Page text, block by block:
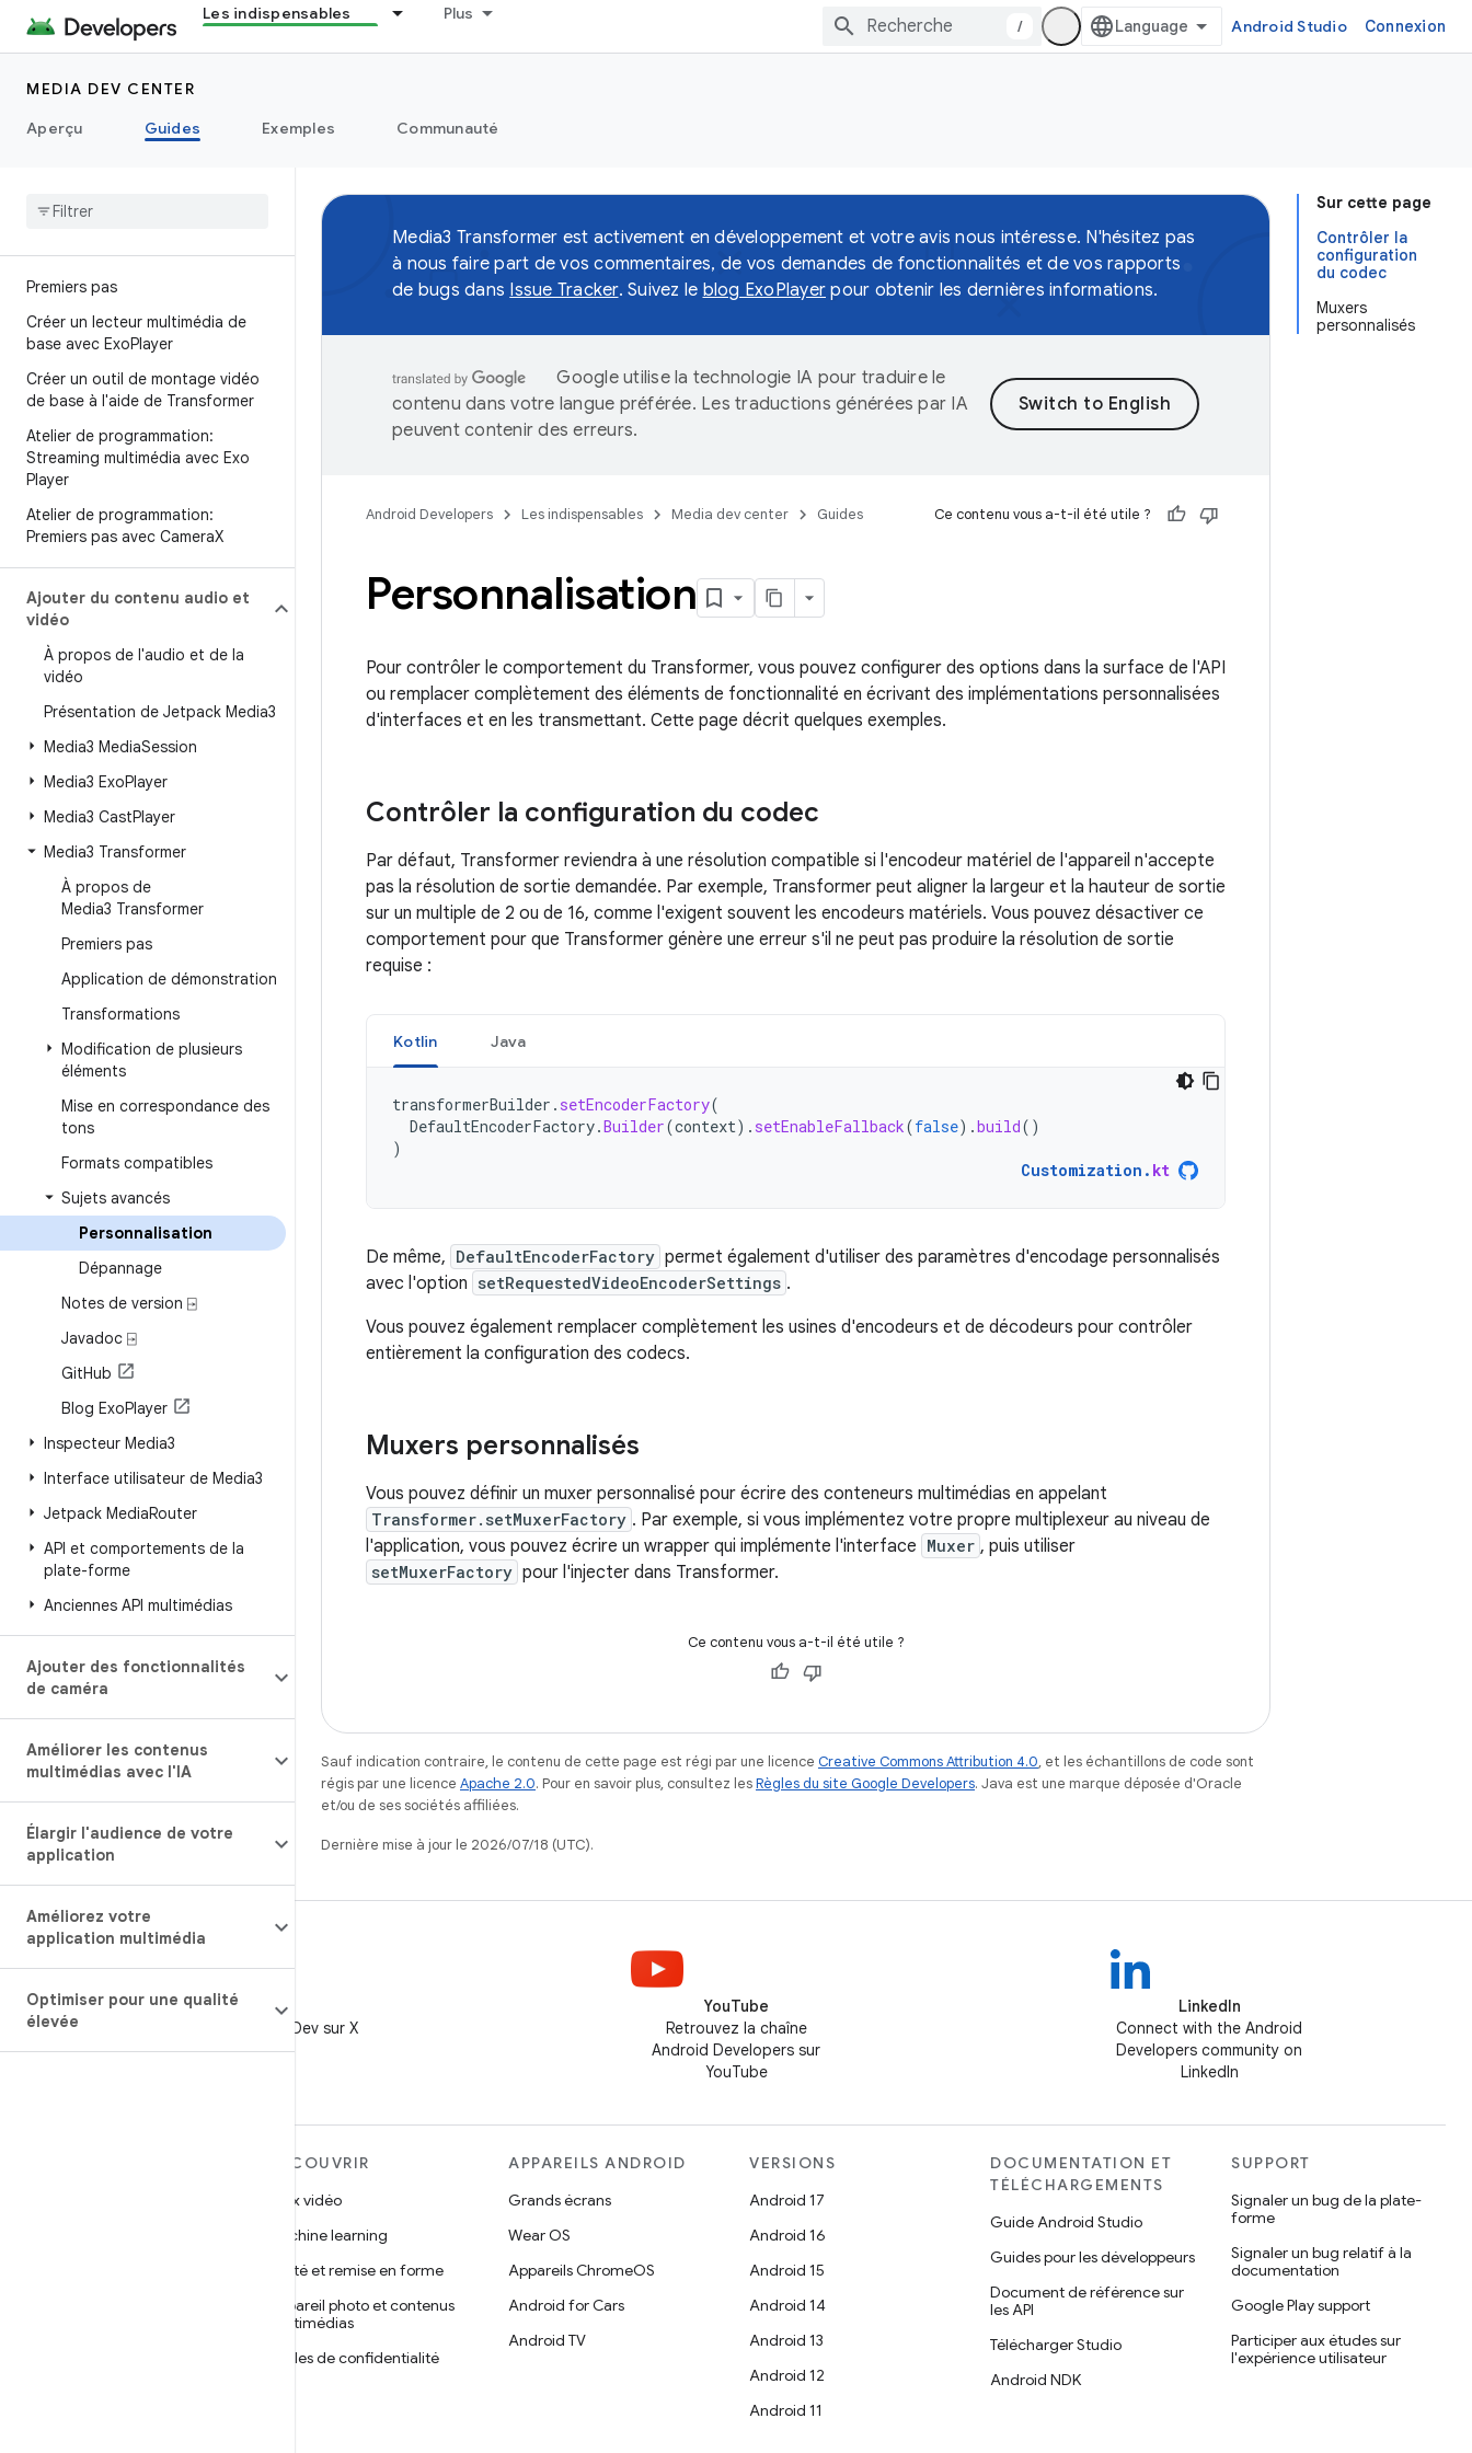
Les indispensables Plus
/ Android Studio Connexion
MEDIA DEV CENTER
Aperçu
Guides Exemples Communauté
Premiers pas
Créer un lecteur multimédia de
base avec ExoPlayer
Créer un outil de montage vidéo
de base à l'aide de Transformer
Atelier de programmation:
Streaming multimédia avec Exo
Player
Atelier de programmation:
Premiers pas avec CameraX
Ajouter du contenu audio et
vidéo
À propos de l'audio et de la
vidéo
Présentation de Jetpack Media3
Media3 MediaSession
Media3 ExoPlayer
Media3 CastPlayer
Media3 Transformer
À propos de
Media3 Transformer
Premiers pas
Application de démonstration
Transformations
Modification de plusieurs
éléments
Mise en correspondance des
tons
Formats compatibles
Sujets avancés
Personnalisation
Dépannage
Notes de version ⍈
Javadoc ⍈
GitHub
Blog ExoPlayer
Inspecteur Media3
Interface utilisateur de Media3
Jetpack MediaRouter
API et comportements de la
plate-forme
Anciennes API multimédias
Ajouter des fonctionnalités
de caméra
Améliorer les contenus
multimédias avec l'IA
Élargir l'audience de votre
application
Améliorez votre
application multimédia
Optimiser pour une qualité
élevée
Sur cette page
Contrôler la
configuration
du codec
Muxers
personnalisés
Media3 Transformer est activement en développement et votre avis nous intéresse. N'hésitez pas
à nous faire part de vos commentaires, de vos demandes de fonctionnalités et de vos rapports
de bugs dans Issue Tracker. Suivez le blog ExoPlayer pour obtenir les dernières informations.
Google utilise la technologie IA pour traduire le
contenu dans votre langue préférée. Les traductions générées par IA
peuvent contenir des erreurs.
Android Developers Les indispensables Media dev center Guides Ce contenu vous a-t-il été utile ?
Personnalisation
Pour contrôler le comportement du Transformer, vous pouvez configurer des options dans la surface de l'API
ou remplacer complètement des éléments de fonctionnalité en écrivant des implémentations personnalisées
d'interfaces et en les transmettant. Cette page décrit quelques exemples.
Contrôler la configuration du codec
Par défaut, Transformer reviendra à une résolution compatible si l'encodeur matériel de l'appareil n'accepte
pas la résolution de sortie demandée. Par exemple, Transformer peut aligner la largeur et la hauteur de sortie
sur un multiple de 2 ou de 16, comme l'exigent souvent les encodeurs matériels. Vous pouvez désactiver ce
comportement pour que Transformer génère une erreur s'il ne peut pas produire la résolution de sortie
requise :
Kotlin Java
transformerBuilder . setEncoderFactory(
DefaultEncoderFactory.Builder(context). setEnableFallback(false).build()
)
Customization . kt
De même, DefaultEncoderFactory permet également d'utiliser des paramètres d'encodage personnalisés
avec l'option setRequestedVideoEncoderSettings .
Vous pouvez également remplacer complètement les usines d'encodeurs et de décodeurs pour contrôler
entièrement la configuration des codecs.
Muxers personnalisés
Vous pouvez définir un muxer personnalisé pour écrire des conteneurs multimédias en appelant
Transformer.setMuxerFactory . Par exemple, si vous implémentez votre propre multiplexeur au niveau de
l'application, vous pouvez écrire un wrapper qui implémente l'interface Muxer , puis utiliser
setMuxerFactory pour l'injecter dans Transformer.
Ce contenu vous a-t-il été utile ?
Sauf indication contraire, le contenu de cette page est régi par une licence Creative Commons Attribution 4.0, et les échantillons de code sont
régis par une licence Apache 2.0. Pour en savoir plus, consultez lesRègles du site Google Developers. Java est une marque déposée d'Oracle
et/ou de ses sociétés affiliées.
Dernière mise à jour le 2026/07/18 (UTC).
Suivez @AndroidDev sur X
YouTube
Retrouvez la chaîne
Android Developers sur
YouTube
LinkedIn
Connect with the Android
Developers community on
LinkedIn
DÉCOUVRIR
Jeux vidéo
Machine learning
Santé et remise en forme
Appareil photo et contenus
multimédias
Règles de confidentialité
APPAREILS ANDROID
Grands écrans
Wear OS
Appareils ChromeOS
Android for Cars
Android TV
VERSIONS
Android 17
Android 16
Android 15
Android 14
Android 13
Android 12
Android 11
DOCUMENTATION ET
TÉLÉCHARGEMENTS
Guide Android Studio
Guides pour les développeurs
Document de référence sur
les API
Télécharger Studio
Android NDK
SUPPORT
Signaler un bug de la plate-
forme
Signaler un bug relatif à la
documentation
Google Play support
Participer aux études sur
l'expérience utilisateur